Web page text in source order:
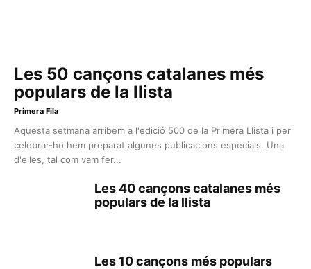
Les 50 cançons catalanes més
populars de la llista
Primera Fila
Aquesta setmana arribem a l'edició 500 de la Primera Llista i per
celebrar-ho hem preparat algunes publicacions especials. Una
d'elles, tal com vam fer...
Les 40 cançons catalanes més
populars de la llista
Les 10 cançons més populars